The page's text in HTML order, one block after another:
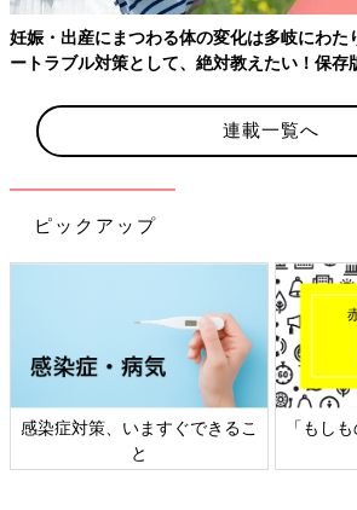
は多岐にわたります。そんなマイナ
えたい！保存版アイテムを紹介しま
連載一覧へ
ピックアップ
きるこ
「もしものときの」赤ちゃん・